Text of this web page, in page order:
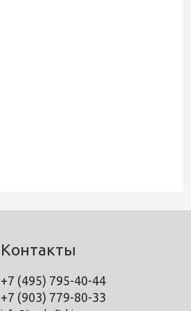
Контакты
+7 (495) 795-40-44
+7 (903) 779-80-33